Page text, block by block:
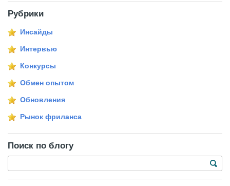
Рубрики
Инсайды
Интервью
Конкурсы
Обмен опытом
Обновления
Рынок фриланса
Поиск по блогу